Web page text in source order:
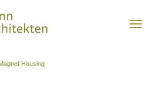
Housing